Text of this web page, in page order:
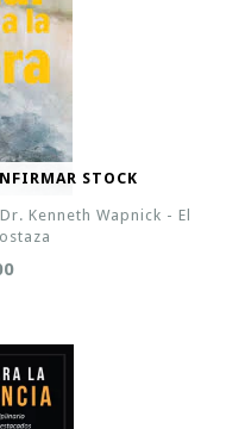
STOCK
Kenneth Wapnick - El